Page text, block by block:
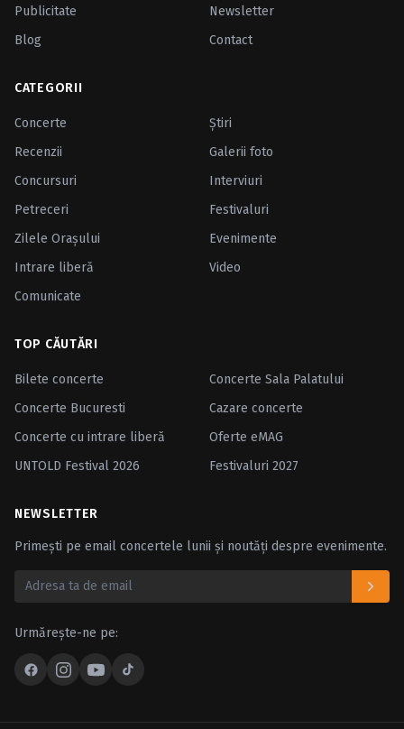
Publicitate
Newsletter
Blog
Contact
CATEGORII
Concerte
Ştiri
Recenzii
Galerii foto
Concursuri
Interviuri
Petreceri
Festivaluri
Zilele Oraşului
Evenimente
Intrare liberă
Video
Comunicate
TOP CĂUTĂRI
Bilete concerte
Concerte Sala Palatului
Concerte Bucuresti
Cazare concerte
Concerte cu intrare liberă
Oferte eMAG
UNTOLD Festival 2026
Festivaluri 2027
NEWSLETTER
Primești pe email concertele lunii și noutăți despre evenimente.
Urmărește-ne pe: